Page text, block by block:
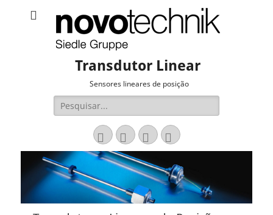
Transdutor Linear
Sensores lineares de posição
Pesquisar
por:
EmailLinkedIn
Website
Fone